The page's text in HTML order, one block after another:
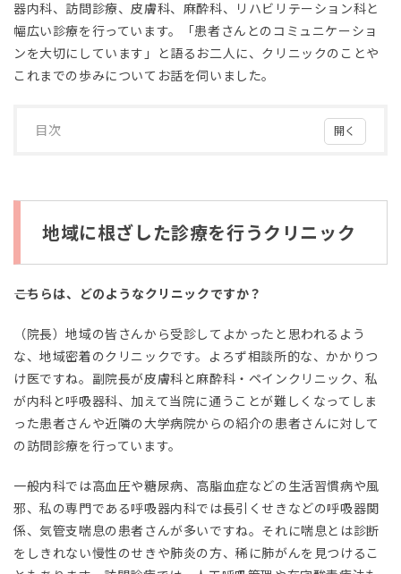
器内科、訪問診療、皮膚科、麻酔科、リハビリテーション科と
幅広い診療を行っています。「患者さんとのコミュニケーショ
ンを大切にしています」と語るお二人に、クリニックのことや
これまでの歩みについてお話を伺いました。
目次
に
根
た
を
行
ク
リ
ニ
ッ
ク
2
新
婚
で
地域に根ざした診療を行うクリニック
――こちらは、どのようなクリニックですか？
（院長）地域の皆さんから受診してよかったと思われるよう
な、地域密着のクリニックです。よろず相談所的な、かかりつ
け医ですね。副院長が皮膚科と麻酔科・ペインクリニック、私
が内科と呼吸器科、加えて当院に通うことが難しくなってしま
った患者さんや近隣の大学病院からの紹介の患者さんに対して
の訪問診療を行っています。
一般内科では高血圧や糖尿病、高脂血症などの生活習慣病や風
邪、私の専門である呼吸器内科では長引くせきなどの呼吸器関
係、気管支喘息の患者さんが多いですね。それに喘息とは診断
をしきれない慢性のせきや肺炎の方、稀に肺がんを見つけるこ